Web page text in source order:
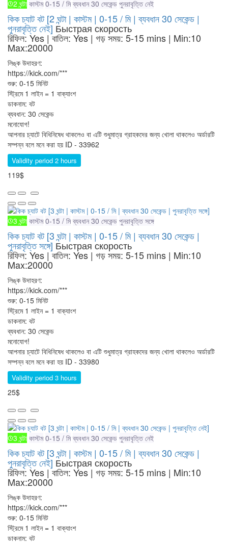
2 ঘন্টা কাস্টম 0-15 / মি ব্যবধান 30 সেকেন্ড পুনরাবৃত্তি নেই
কিক চ্যাট বট [2 ঘন্টা | কাস্টম | 0-15 / মি | ব্যবধান 30 সেকেন্ড |
পুনরাবৃত্তি নেই] Быстрая скорость
রিফিল: Yes | বাতিল: Yes | গড় সময়: 5-15 mins | Min:10
Max:20000
লিঙ্ক উদাহরণ:
https://kick.com/***
শুরু: 0-15 মিনিট
স্ট্রিমে 1 লাইন = 1 বাক্যাংশ
ডাকনাম: বট
ব্যবধান: 30 সেকেন্ড
মনোযোগ!
আপনার চ্যাটে বিধিনিষেধ থাকলেও বা এটি শুধুমাত্র গ্রাহকদের জন্য খোলা থাকলেও অর্ডারটি
সম্পন্ন বলে মনে করা হয় ID - 33962
Validity period 2 hours
119$
3 ঘন্টা কাস্টম 0-15 / মি ব্যবধান 30 সেকেন্ড পুনরাবৃত্তি সঙ্গে
কিক চ্যাট বট [3 ঘন্টা | কাস্টম | 0-15 / মি | ব্যবধান 30 সেকেন্ড |
পুনরাবৃত্তি সঙ্গে] Быстрая скорость
রিফিল: Yes | বাতিল: Yes | গড় সময়: 5-15 mins | Min:10
Max:20000
লিঙ্ক উদাহরণ:
https://kick.com/***
শুরু: 0-15 মিনিট
স্ট্রিমে 1 লাইন = 1 বাক্যাংশ
ডাকনাম: বট
ব্যবধান: 30 সেকেন্ড
মনোযোগ!
আপনার চ্যাটে বিধিনিষেধ থাকলেও বা এটি শুধুমাত্র গ্রাহকদের জন্য খোলা থাকলেও অর্ডারটি
সম্পন্ন বলে মনে করা হয় ID - 33980
Validity period 3 hours
25$
3 ঘন্টা কাস্টম 0-15 / মি ব্যবধান 30 সেকেন্ড পুনরাবৃত্তি নেই
কিক চ্যাট বট [3 ঘন্টা | কাস্টম | 0-15 / মি | ব্যবধান 30 সেকেন্ড |
পুনরাবৃত্তি নেই] Быстрая скорость
রিফিল: Yes | বাতিল: Yes | গড় সময়: 5-15 mins | Min:10
Max:20000
লিঙ্ক উদাহরণ:
https://kick.com/***
শুরু: 0-15 মিনিট
স্ট্রিমে 1 লাইন = 1 বাক্যাংশ
ডাকনাম: বট